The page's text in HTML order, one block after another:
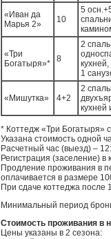
«Иван да
Марья 2»
10
5
«Три
Богатыря»*
8
2
1
«Мишутка» 4+2
2
кухней
* Коттедж «Три Богатыря»
Указана стоимость одной
Расчетный час (выезд) –
Регистрация (заселение) в
Продление проживания в
оплачивается в размере
При сдаче коттеджа после
Минимальный период
Стоимость проживания в
Цены указаны в 2 сезона: